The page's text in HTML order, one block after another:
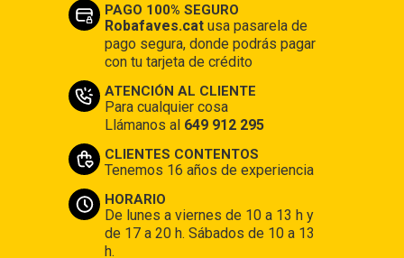
PAGO 100% SEGURO
Robafaves.catusa pasarela de
pago segura, donde podrás pagar
con tu tarjeta de crédito
ATENCIÓN AL CLIENTE
Para cualquier cosa
Llámanos al 649 912 295
CLIENTES CONTENTOS
Tenemos 16 años de experiencia
HORARIO
De lunes a viernes de 10 a 13 h y
de 17 a 20 h. Sábados de 10 a 13
h.